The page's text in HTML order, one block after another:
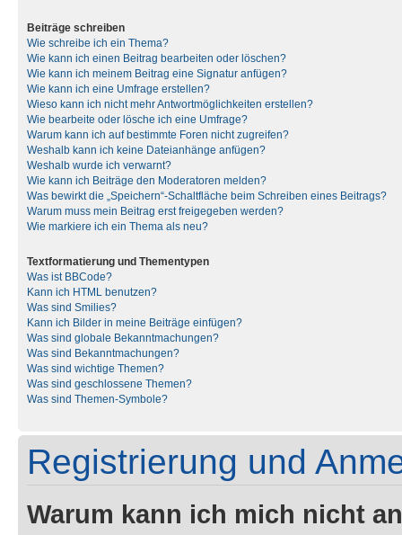
Beiträge schreiben
Wie schreibe ich ein Thema?
Wie kann ich einen Beitrag bearbeiten oder löschen?
Wie kann ich meinem Beitrag eine Signatur anfügen?
Wie kann ich eine Umfrage erstellen?
Wieso kann ich nicht mehr Antwortmöglichkeiten erstellen?
Wie bearbeite oder lösche ich eine Umfrage?
Warum kann ich auf bestimmte Foren nicht zugreifen?
Weshalb kann ich keine Dateianhänge anfügen?
Weshalb wurde ich verwarnt?
Wie kann ich Beiträge den Moderatoren melden?
Was bewirkt die „Speichern“-Schaltfläche beim Schreiben eines Beitrags?
Warum muss mein Beitrag erst freigegeben werden?
Wie markiere ich ein Thema als neu?
Textformatierung und Thementypen
Was ist BBCode?
Kann ich HTML benutzen?
Was sind Smilies?
Kann ich Bilder in meine Beiträge einfügen?
Was sind globale Bekanntmachungen?
Was sind Bekanntmachungen?
Was sind wichtige Themen?
Was sind geschlossene Themen?
Was sind Themen-Symbole?
Registrierung und
Warum kann ich mich nicht